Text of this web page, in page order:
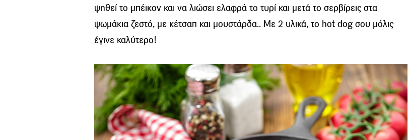
ψηθεί το μπέικον και να λιώσει ελαφρά το τυρί και μετά το σερβίρεις στα
ψωμάκια ζεστό, με κέτσαπ και μουστάρδα.. Με 2 υλικά, το hot dog σου μόλις
έγινε καλύτερο!